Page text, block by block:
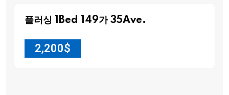
플러싱 1Bed 149가 35Ave.
2,200$